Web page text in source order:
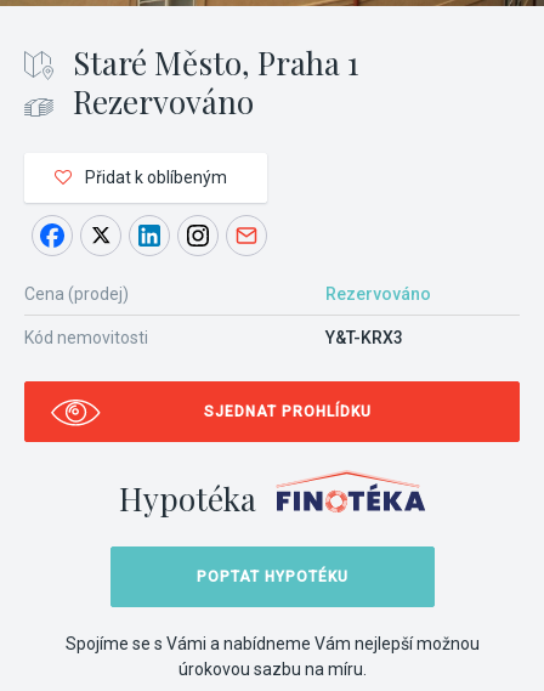
Staré Město, Praha 1
Rezervováno
Přidat k oblíbeným
Cena (prodej) Rezervováno
Kód nemovitosti Y&T-KRX3
SJEDNAT PROHLÍDKU
Hypotéka
POPTAT HYPOTÉKU
Spojíme se s Vámi a nabídneme Vám nejlepší možnou
úrokovou sazbu na míru.